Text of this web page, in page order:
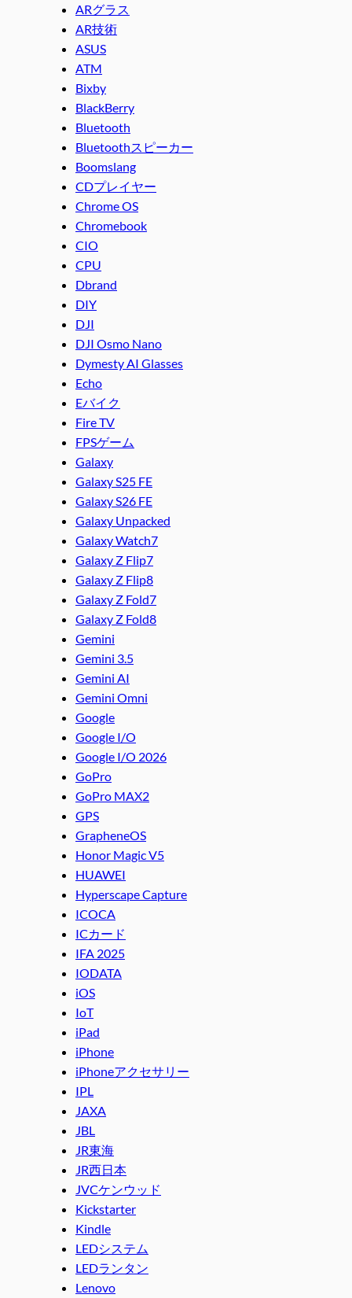
ARグラス
AR技術
ASUS
ATM
Bixby
BlackBerry
Bluetooth
Bluetoothスピーカー
Boomslang
CDプレイヤー
Chrome OS
Chromebook
CIO
CPU
Dbrand
DIY
DJI
DJI Osmo Nano
Dymesty AI Glasses
Echo
Eバイク
Fire TV
FPSゲーム
Galaxy
Galaxy S25 FE
Galaxy S26 FE
Galaxy Unpacked
Galaxy Watch7
Galaxy Z Flip7
Galaxy Z Flip8
Galaxy Z Fold7
Galaxy Z Fold8
Gemini
Gemini 3.5
Gemini AI
Gemini Omni
Google
Google I/O
Google I/O 2026
GoPro
GoPro MAX2
GPS
GrapheneOS
Honor Magic V5
HUAWEI
Hyperscape Capture
ICOCA
ICカード
IFA 2025
IODATA
iOS
IoT
iPad
iPhone
iPhoneアクセサリー
IPL
JAXA
JBL
JR東海
JR西日本
JVCケンウッド
Kickstarter
Kindle
LEDシステム
LEDランタン
Lenovo